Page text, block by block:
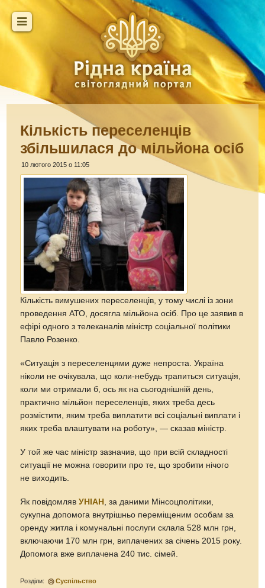
Кількість переселенців
збільшилася до мільйона осіб
10 лютого 2015 о 11:05
Кількість вимушених переселенців, у тому числі із зони
проведення АТО, досягла мільйона осіб. Про це заявив в
ефірі одного з телеканалів міністр соціальної політики
Павло Розенко.
«Ситуація з переселенцями дуже непроста. Україна
ніколи не очікувала, що коли-небудь трапиться ситуація,
коли ми отримали б, ось як на сьогоднішній день,
практично мільйон переселенців, яких треба десь
розмістити, яким треба виплатити всі соціальні виплати і
яких треба влаштувати на роботу», — сказав міністр.
У той же час міністр зазначив, що при всій складності
ситуації не можна говорити про те, що зробити нічого
не виходить.
Як повідомлявУНІАН , за даними Мінсоцполітики,
сукупна допомога внутрішньо переміщеним особам за
оренду житла і комунальні послуги склала 528 млн грн,
включаючи 170 млн грн, виплачених за січень 2015 року.
Допомога вже виплачена 240 тис. сімей.
Розділи: Суспільство